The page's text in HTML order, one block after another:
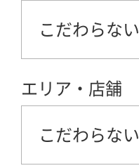
こだわらない
エリア・店舗
こだわらない